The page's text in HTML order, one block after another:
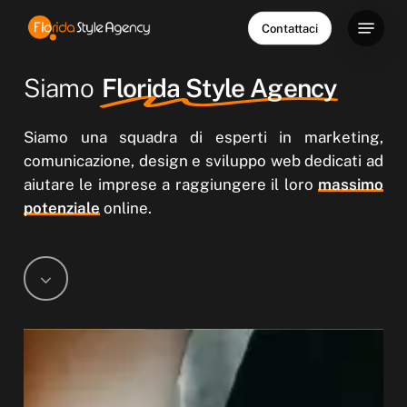
content
Contattaci
Siamo Florida Style Agency
Siamo una squadra di esperti in marketing,
comunicazione, design e sviluppo web dedicati ad
aiutare le imprese a raggiungere il loro massimo
potenzialeonline.
Navigate
to
the